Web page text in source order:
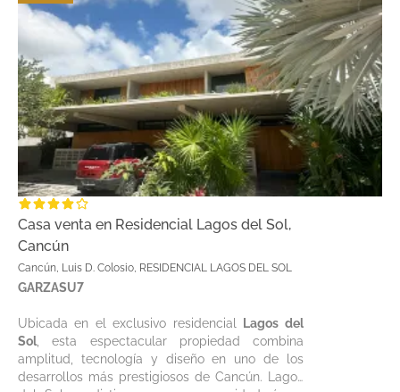
Casa venta en Residencial Lagos del Sol,
Cancún
Cancún, Luis D. Colosio, RESIDENCIAL LAGOS DEL SOL
GARZASU7
Ubicada en el exclusivo residencial
Lagos del
Sol, esta espectacular propiedad combina
amplitud, tecnología y diseño en uno de los
desarrollos más prestigiosos de Cancún. Lagos